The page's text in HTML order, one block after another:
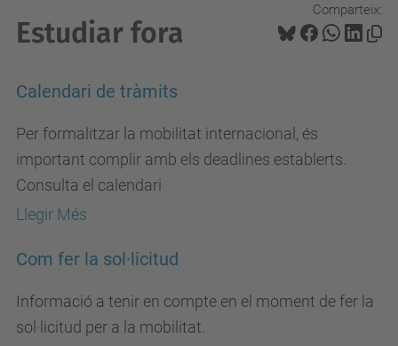
Comparteix:
Estudiar fora
Calendari de tràmits
Per formalitzar la mobilitat internacional, és
important complir amb els deadlines establerts.
Consulta el calendari
Llegir Més
Com fer la sol·licitud
Informació a tenir en compte en el moment de fer la
sol·licitud per a la mobilitat.